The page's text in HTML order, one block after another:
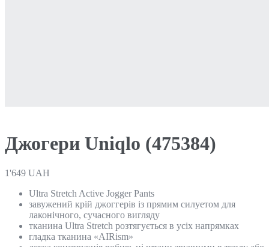
Джогери Uniqlo (475384)
1'649 UAH
Ultra Stretch Active Jogger Pants
завужений крій джоггерів із прямим силуетом для
лаконічного, сучасного вигляду
тканина Ultra Stretch розтягується в усіх напрямках
гладка тканина «AIRism»